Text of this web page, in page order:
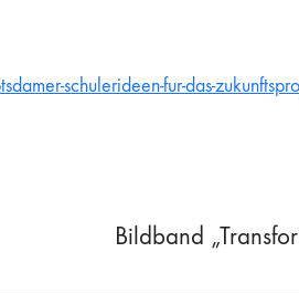
schulerideen-fur-das-
Bildband